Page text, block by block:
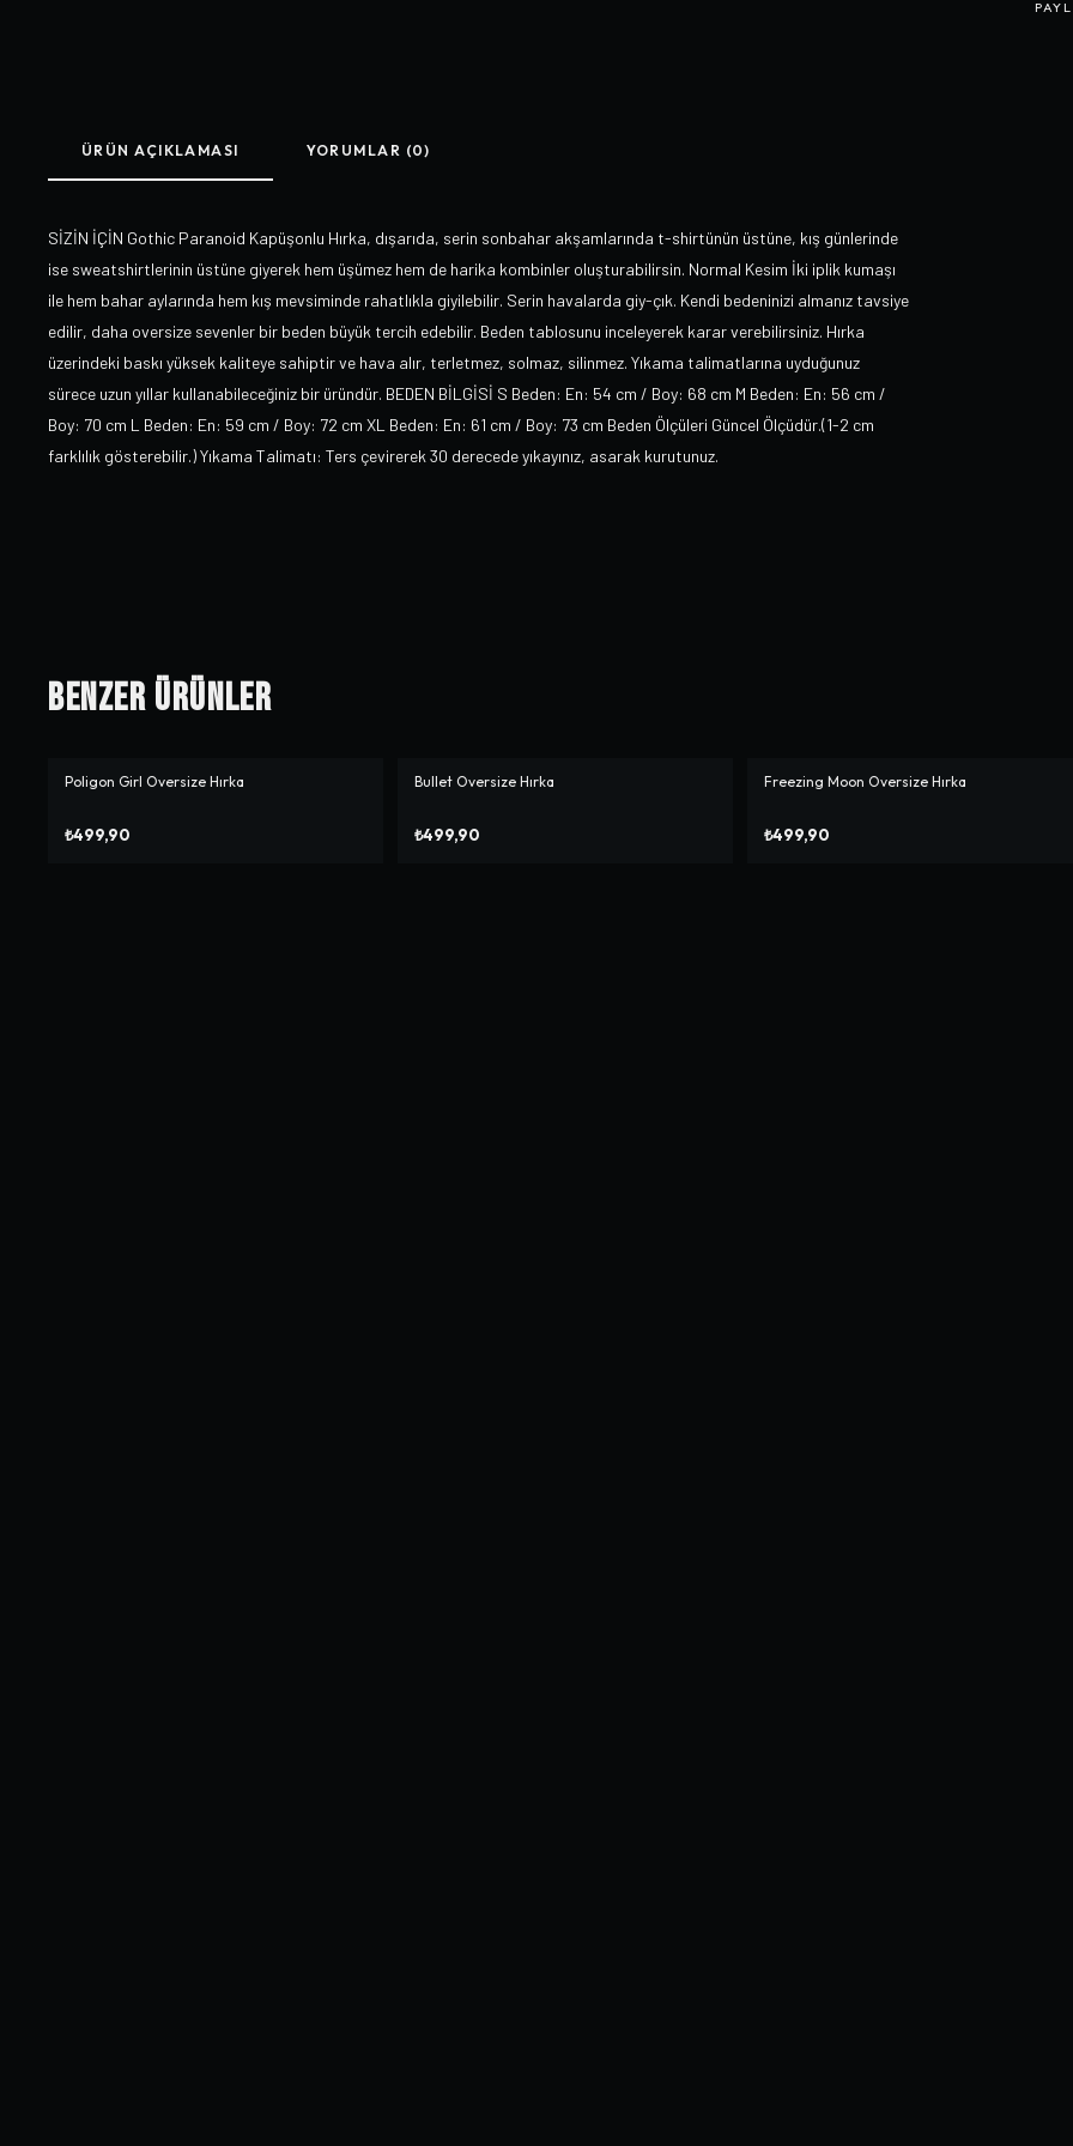
ÜRÜN AÇIKLAMASI YORUMLAR (0)
SİZİN İÇİN Gothic Paranoid Kapüşonlu Hırka, dışarıda, serin sonbahar akşamlarında t-shirtünün üstüne, kış günlerinde
ise sweatshirtlerinin üstüne giyerek hem üşümez hem de harika kombinler oluşturabilirsin. Normal Kesim İki iplik kumaşı
ile hem bahar aylarında hem kış mevsiminde rahatlıkla giyilebilir. Serin havalarda giy-çık. Kendi bedeninizi almanız tavsiye
edilir, daha oversize sevenler bir beden büyük tercih edebilir. Beden tablosunu inceleyerek karar verebilirsiniz. Hırka
üzerindeki baskı yüksek kaliteye sahiptir ve hava alır, terletmez, solmaz, silinmez. Yıkama talimatlarına uyduğunuz
sürece uzun yıllar kullanabileceğiniz bir üründür. BEDEN BİLGİSİ S Beden: En: 54 cm / Boy: 68 cm M Beden: En: 56 cm /
Boy: 70 cm L Beden: En: 59 cm / Boy: 72 cm XL Beden: En: 61 cm / Boy: 73 cm Beden Ölçüleri Güncel Ölçüdür.(1-2 cm
farklılık gösterebilir.) Yıkama Talimatı: Ters çevirerek 30 derecede yıkayınız, asarak kurutunuz.
Benzer Ürünler
Poligon Girl Oversize Hırka
₺499,90
Bullet Oversize Hırka
₺499,90
Freezing Moon Oversize Hırka
₺499,90